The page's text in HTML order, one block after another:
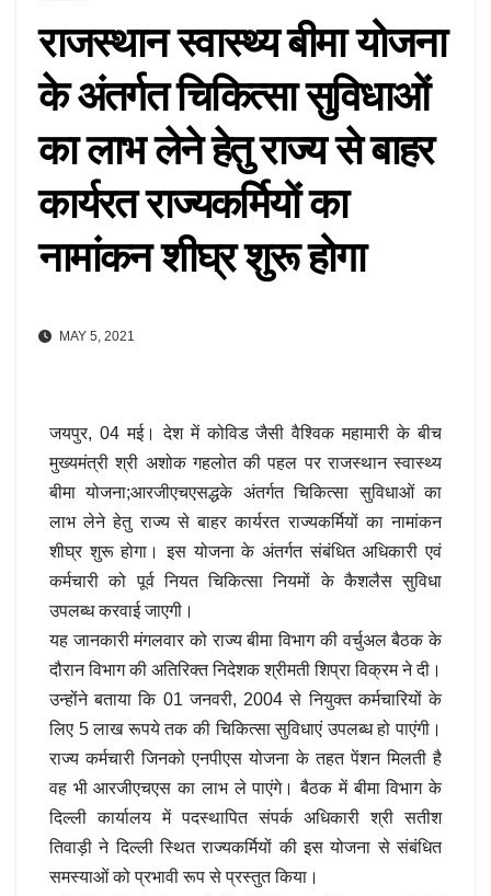
राजस्थान स्वास्थ्य बीमा योजना
के अंतर्गत चिकित्सा सुविधाओं
का लाभ लेने हेतु राज्य से बाहर
कार्यरत राज्यकर्मियों का
नामांकन शीघ्र शुरू होगा
MAY 5, 2021
जयपुर, 04 मई। देश में कोविड जैसी वैश्विक महामारी के बीच
मुख्यमंत्री श्री अशोक गहलोत की पहल पर राजस्थान स्वास्थ्य
बीमा योजना;आरजीएचएसद्धके अंतर्गत चिकित्सा सुविधाओं का
लाभ लेने हेतु राज्य से बाहर कार्यरत राज्यकर्मियों का नामांकन
शीघ्र शुरू होगा। इस योजना के अंतर्गत संबंधित अधिकारी एवं
कर्मचारी को पूर्व नियत चिकित्सा नियमों के कैशलैस सुविधा
उपलब्ध करवाई जाएगी।
यह जानकारी मंगलवार को राज्य बीमा विभाग की वर्चुअल बैठक के
दौरान विभाग की अतिरिक्त निदेशक श्रीमती शिप्रा विक्रम ने दी।
उन्होंने बताया कि 01 जनवरी, 2004 से नियुक्त कर्मचारियों के
लिए 5 लाख रूपये तक की चिकित्सा सुविधाएं उपलब्ध हो पाएंगी।
राज्य कर्मचारी जिनको एनपीएस योजना के तहत पेंशन मिलती है
वह भी आरजीएचएस का लाभ ले पाएंगे। बैठक में बीमा विभाग के
दिल्ली कार्यालय में पदस्थापित संपर्क अधिकारी श्री सतीश
तिवाड़ी ने दिल्ली स्थित राज्यकर्मियों की इस योजना से संबंधित
समस्याओं को प्रभावी रूप से प्रस्तुत किया।